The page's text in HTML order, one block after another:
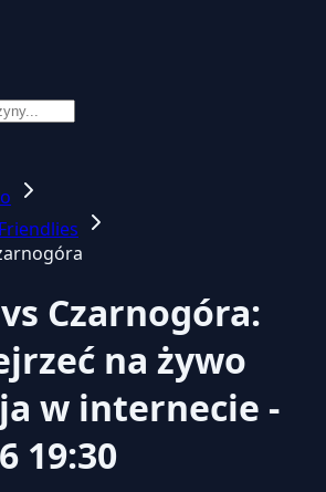
Czarnogóra:
na żywo
w internecie -
19:30